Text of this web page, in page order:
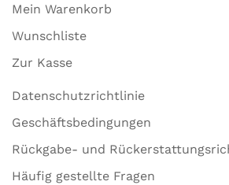
Mein Warenkorb
Wunschliste
Zur Kasse
Datenschutzrichtlinie
Geschäftsbedingungen
Rückgabe- und
Häufig gestellte Fragen